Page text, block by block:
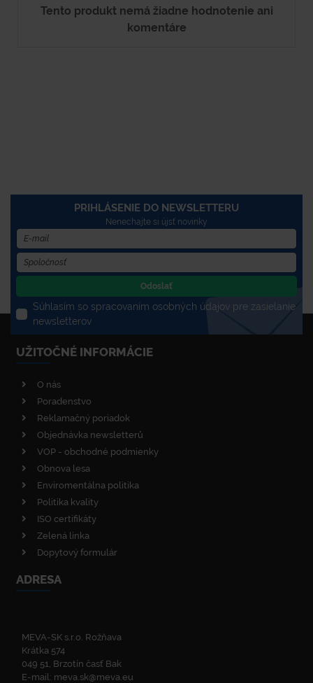
Tento produkt nemá žiadne hodnotenie ani
komentáre
PRIHLÁSENIE DO NEWSLETTERU
Nenechajte si újsť novinky
Odoslať
Súhlasím so spracovaním osobných údajov pre zasielanie
newsletterov
UŽITOČNÉ INFORMÁCIE
O nás
Poradenstvo
Reklamačný poriadok
Objednávka newsletterů
VOP - obchodné podmienky
Obnova lesa
Enviromentálna politika
Politika kvality
ISO certifikáty
Zelená linka
Dopytový formulár
ADRESA
MEVA-SK s.r.o. Rožňava
Krátka 574
049 51, Brzotín časť Bak
E-mail: meva.sk@meva.eu